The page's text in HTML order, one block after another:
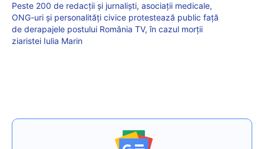
Peste 200 de redacții și jurnaliști, asociații medicale,
ONG-uri și personalități civice protestează public față
de derapajele postului România TV, în cazul morții
ziaristei Iulia Marin